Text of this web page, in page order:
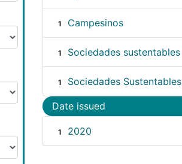
1 Campesinos
1 Sociedades sustentables
1 Sociedades Sustentables
Date issued
1 2020